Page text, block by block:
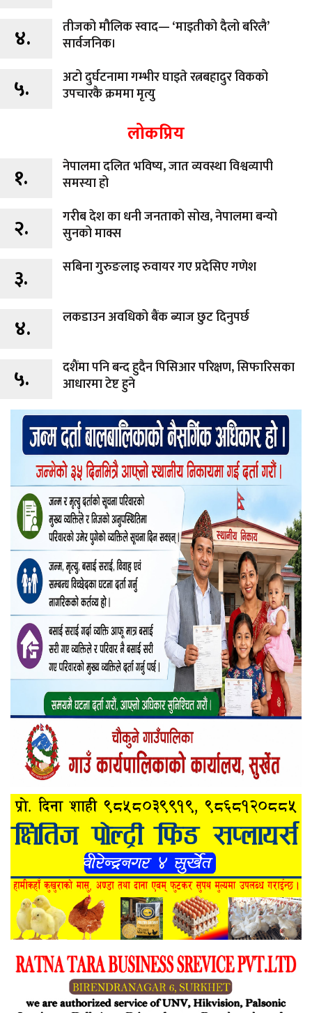
४.
तीजको मौलिक स्वाद— ‘माइतीको दैलो बरिलै’
सार्वजनिक।
५.
अटो दुर्घटनामा गम्भीर घाइते रत्नबहादुर विकको
उपचारकै क्रममा मृत्यु
लोकप्रिय
१.
नेपालमा दलित भविष्य, जात व्यवस्था विश्वव्यापी
समस्या हो
२.
गरीब देश का धनी जनताको सोख, नेपालमा बन्यो
सुनको माक्स
३. सबिना गुरुङलाइ रुवायर गए प्रदेसिए गणेश
४. लकडाउन अवधिको बैंक ब्याज छुट दिनुपर्छ
५.
दशैंमा पनि बन्द हुदैन पिसिआर परिक्षण, सिफारिसका
आधारमा टेष्ट हुने